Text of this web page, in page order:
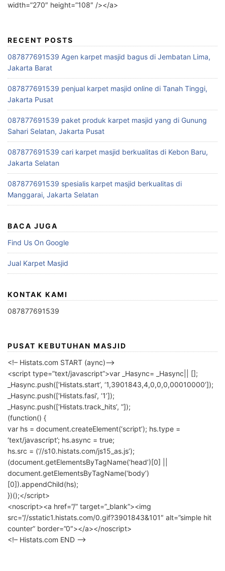
width=”270″ height=”108″ /></a>
RECENT POSTS
087877691539 Agen karpet masjid bagus di Jembatan Lima,
Jakarta Barat
087877691539 penjual karpet masjid online di Tanah Tinggi,
Jakarta Pusat
087877691539 paket produk karpet masjid yang di Gunung
Sahari Selatan, Jakarta Pusat
087877691539 cari karpet masjid berkualitas di Kebon Baru,
Jakarta Selatan
087877691539 spesialis karpet masjid berkualitas di
Manggarai, Jakarta Selatan
BACA JUGA
Find Us On Google
Jual Karpet Masjid
KONTAK KAMI
087877691539
PUSAT KEBUTUHAN MASJID
<!– Histats.com START (aync)–>
<script type=”text/javascript”>var _Hasync= _Hasync|| [];
_Hasync.push([‘Histats.start’, ‘1,3901843,4,0,0,0,00010000’]);
_Hasync.push([‘Histats.fasi’, ‘1’]);
_Hasync.push([‘Histats.track_hits’, ”]);
(function() {
var hs = document.createElement(‘script’); hs.type =
‘text/javascript’; hs.async = true;
hs.src = (‘//s10.histats.com/js15_as.js’);
(document.getElementsByTagName(‘head’)[0] ||
document.getElementsByTagName(‘body’)
[0]).appendChild(hs);
})();</script>
<noscript><a href=”/” target=”_blank”><img
src=”//sstatic1.histats.com/0.gif?3901843&101″ alt=”simple hit
counter” border=”0″></a></noscript>
<!– Histats.com END –>